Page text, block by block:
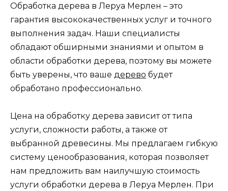
Обработка дерева в Леруа Мерлен – это
гарантия высококачественных услуг и точного
выполнения задач. Наши специалисты
обладают обширными знаниями и опытом в
области обработки дерева, поэтому вы можете
быть уверены, что ваше дерево будет
обработано профессионально.
Цена на обработку дерева зависит от типа
услуги, сложности работы, а также от
выбранной древесины. Мы предлагаем гибкую
систему ценообразования, которая позволяет
нам предложить вам наилучшую стоимость
услуги обработки дерева в Леруа Мерлен. При